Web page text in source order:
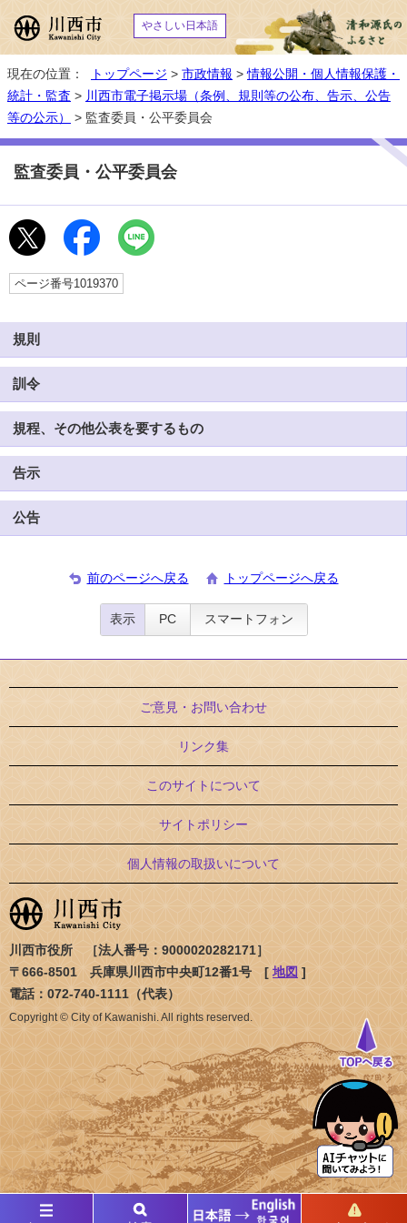
やさしい日本語
現在の位置： トップページ > 市政情報 >情報公開・個人情報保護・
統計・監査 > 川西市電子掲示場（条例、規則等の公布、告示、公告
等の公示）
> 監査委員・公平委員会
監査委員・公平委員会
ページ番号1019370
規則
訓令
規程、その他公表を要するもの
告示
公告
前のページへ戻る トップページへ戻る
表示 PC スマートフォン
ご意見・お問い合わせ
リンク集
このサイトについて
サイトポリシー
個人情報の取扱いについて
川西市役所 ［法人番号：9000020282171］
〒666-8501 兵庫県川西市中央町12番1号 [ 地図 ]
電話：072-740-1111（代表）
Copyright © City of Kawanishi. All rights reserved.